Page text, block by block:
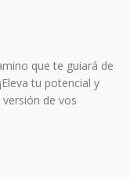
que te guiará de
tu potencial y
de vos